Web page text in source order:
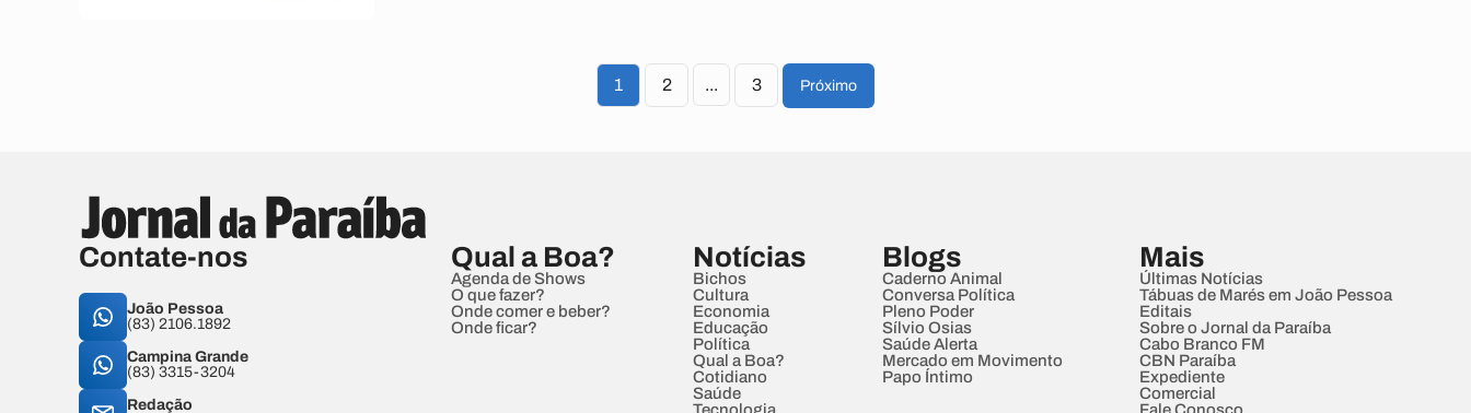
1 2 ... 3 Próximo
Contate-nos
João Pessoa
(83) 2106.1892
Campina Grande
(83) 3315-3204
Redação
Qual a Boa?
Agenda de Shows
O que fazer?
Onde comer e beber?
Onde ficar?
Notícias
Bichos
Cultura
Economia
Educação
Política
Qual a Boa?
Cotidiano
Saúde
Blogs
Caderno Animal
Conversa Política
Pleno Poder
Sílvio Osias
Saúde Alerta
Mercado em Movimento
Papo Íntimo
Mais
Últimas Notícias
Tábuas de Marés em João Pessoa
Editais
Sobre o Jornal da Paraíba
Cabo Branco FM
CBN Paraíba
Expediente
Comercial